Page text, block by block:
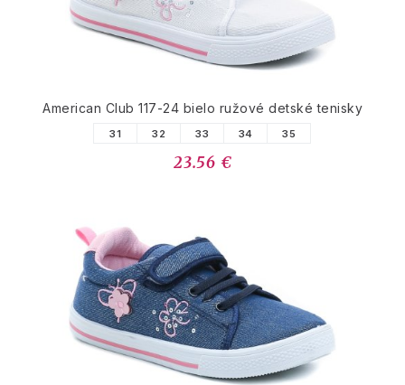
American Club 117-24 bielo ružové detské tenisky
31 32 33 34 35
23.56 €